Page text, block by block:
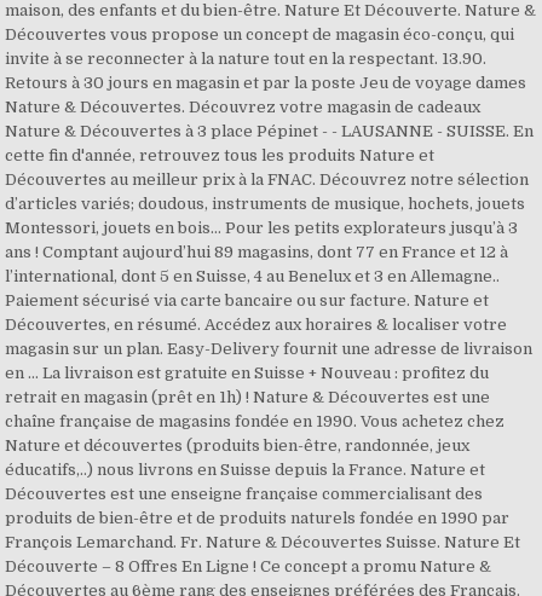
maison, des enfants et du bien-être. Nature Et Découverte. Nature &
Découvertes vous propose un concept de magasin éco-conçu, qui
invite à se reconnecter à la nature tout en la respectant. 13.90.
Retours à 30 jours en magasin et par la poste Jeu de voyage dames
Nature & Découvertes. Découvrez votre magasin de cadeaux
Nature & Découvertes à 3 place Pépinet - - LAUSANNE - SUISSE. En
cette fin d'année, retrouvez tous les produits Nature et
Découvertes au meilleur prix à la FNAC. Découvrez notre sélection
d’articles variés; doudous, instruments de musique, hochets, jouets
Montessori, jouets en bois… Pour les petits explorateurs jusqu’à 3
ans ! Comptant aujourd’hui 89 magasins, dont 77 en France et 12 à
l’international, dont 5 en Suisse, 4 au Benelux et 3 en Allemagne..
Paiement sécurisé via carte bancaire ou sur facture. Nature et
Découvertes, en résumé. Accédez aux horaires & localiser votre
magasin sur un plan. Easy-Delivery fournit une adresse de livraison
en … La livraison est gratuite en Suisse + Nouveau : profitez du
retrait en magasin (prêt en 1h) ! Nature & Découvertes est une
chaîne française de magasins fondée en 1990. Vous achetez chez
Nature et découvertes (produits bien-être, randonnée, jeux
éducatifs,..) nous livrons en Suisse depuis la France. Nature et
Découvertes est une enseigne française commercialisant des
produits de bien-être et de produits naturels fondée en 1990 par
François Lemarchand. Fr. Nature & Découvertes Suisse. Nature Et
Découverte – 8 Offres En Ligne ! Ce concept a promu Nature &
Découvertes au 6ème rang des enseignes préférées des Français.